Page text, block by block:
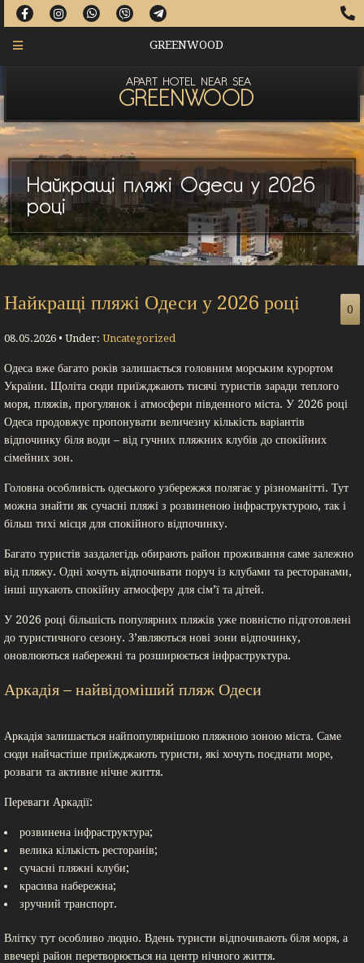
GREENWOOD
APART HOTEL NEAR SEA
GREENWOOD
Найкращі пляжі Одеси у 2026
році
Найкращі пляжі Одеси у 2026 році
08.05.2026 • Under: Uncategorized
0
Одеса вже багато років залишається головним морським курортом
України. Щоліта сюди приїжджають тисячі туристів заради теплого
моря, пляжів, прогулянок і атмосфери південного міста. У 2026 році
Одеса продовжує пропонувати величезну кількість варіантів
відпочинку біля води – від гучних пляжних клубів до спокійних
сімейних зон.
Головна особливість одеського узбережжя полягає у різноманітті. Тут
можна знайти як сучасні пляжі з розвиненою інфраструктурою, так і
більш тихі місця для спокійного відпочинку.
Багато туристів заздалегідь обирають район проживання саме залежно
від пляжу. Одні хочуть відпочивати поруч із клубами та ресторанами,
інші шукають спокійну атмосферу для сім’ї та дітей.
У 2026 році більшість популярних пляжів уже повністю підготовлені
до туристичного сезону. З’являються нові зони відпочинку,
оновлюються набережні та розширюється інфраструктура.
Аркадія – найвідоміший пляж Одеси
Аркадія залишається найпопулярнішою пляжною зоною міста. Саме
сюди найчастіше приїжджають туристи, які хочуть поєднати море,
розваги та активне нічне життя.
Переваги Аркадії:
розвинена інфраструктура;
велика кількість ресторанів;
сучасні пляжні клуби;
красива набережна;
зручний транспорт.
Влітку тут особливо людно. Вдень туристи відпочивають біля моря, а
ввечері район перетворюється на центр нічного життя.